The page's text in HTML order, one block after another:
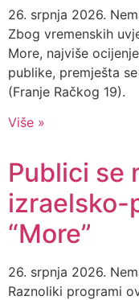
26. srpnja 2026.
Zbog vremenskih
More, najviše
publike, premješta
(Franje Račkog 19).
Više »
Publici se
izraelsko-
“More”
26. srpnja 2026.
Raznoliki programi